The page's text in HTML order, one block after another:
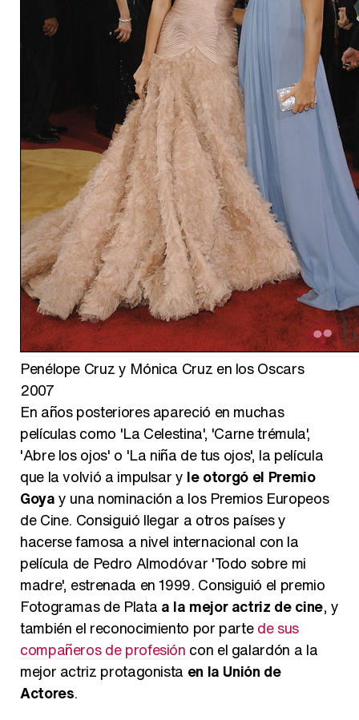
Penélope Cruz y Mónica Cruz en los Oscars
2007
En años posteriores apareció en muchas
películas como 'La Celestina', 'Carne trémula',
'Abre los ojos' o 'La niña de tus ojos', la película
que la volvió a impulsar y le otorgó el Premio
Goyay una nominación a los Premios Europeos
de Cine. Consiguió llegar a otros países y
hacerse famosa a nivel internacional con la
película de Pedro Almodóvar 'Todo sobre mi
madre', estrenada en 1999. Consiguió el premio
Fotogramas de Plata a la mejor actriz de cine, y
también el reconocimiento por partede sus
compañeros de profesión con el galardón a la
mejor actriz protagonista en la Unión de
Actores.